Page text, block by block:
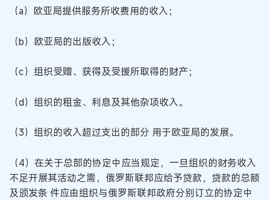
（a）欧亚局提供服务所收费用的收入；
（b）欧亚局的出版收入；
（c）组织受赠、获得及受援所取得的财产；
（d）组织的租金、利息及其他杂项收入。
（3）组织的收入超过支出的部分 用于欧亚局的发展。
（4）在关于总部的协定中应当规定，一旦组织的财务收入
不足开展其活动之需，俄罗斯联邦应给予贷款，贷款的总额
及颁发条 件应由组织与俄罗斯联邦政府分别订立的协定中